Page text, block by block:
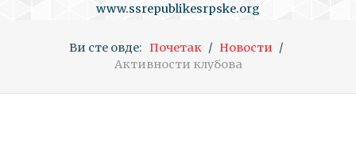
www.ssrepublikesrpske.org
Ви сте овде: Почетак
Новости
Активности клубова